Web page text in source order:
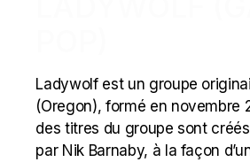
Ladywolf est un groupe
(Oregon), formé en novembre
des titres du groupe sont
par Nik Barnaby, à la façon